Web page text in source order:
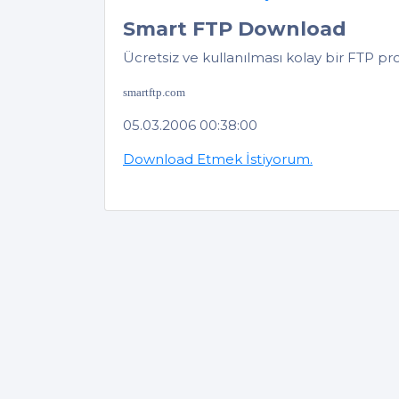
Smart FTP Download
Ücretsiz ve kullanılması kolay bir FTP
smartftp.com
05.03.2006 00:38:00
Download Etmek İstiyorum.